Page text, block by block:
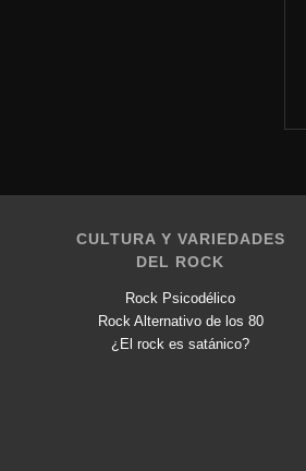
CULTURA Y VARIEDADES
DEL ROCK
Rock Psicodélico
Rock Alternativo de los 80
¿El rock es satánico?